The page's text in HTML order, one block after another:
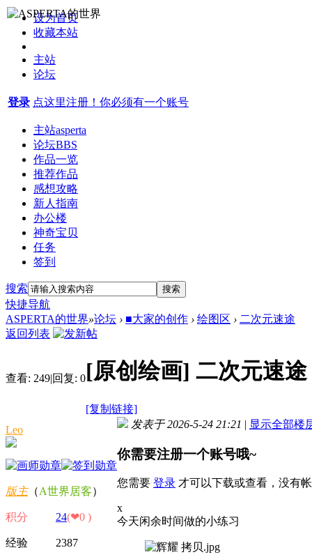
设为首页
收藏本站
主站
论坛
登录 点这里注册！你必须有一个账号
主站asperta
论坛BBS
作品一览
推荐作品
感想攻略
新人指南
办公楼
神奇宝贝
任务
签到
搜索 搜索
快捷导航
ASPERTA的世界»论坛 › ■大家的创作 › 绘图区 › 二次元速途
返回列表
查看: 249|回复: 0[原创绘画] 二次元速途
[复制链接]
Leo
版主（A世界居客）
积分 24(❤0 )
经验 2387
发表于 2026-5-24 21:21 | 显示全部楼
你需要注册一个账号哦~
您需要 登录 才可以下载或查看，没有
x
今天闲余时间做的小练习